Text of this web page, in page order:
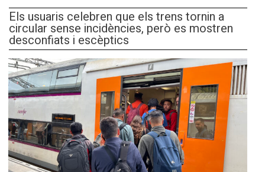
Els usuaris celebren que els trens tornin a
circular sense incidències, però es mostren
desconfiats i escèptics